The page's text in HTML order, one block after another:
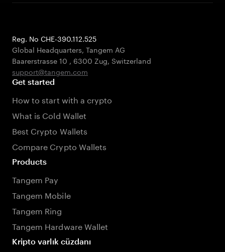
Reg. No CHE-390.112.525
Global Headquarters, Tangem AG
Baarerstrasse 10 , 6300 Zug, Switzerland
support@tangem.com
Get started
How to start with a crypto
What is Cold Wallet
Best Crypto Wallets
Compare Crypto Wallets
Products
Tangem Pay
Tangem Mobile
Tangem Ring
Tangem Hardware Wallet
Kripto varlık cüzdanı